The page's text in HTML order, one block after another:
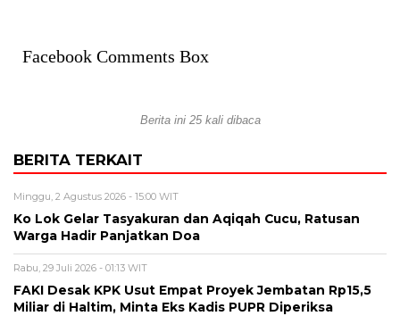
Facebook Comments Box
Berita ini 25 kali dibaca
BERITA TERKAIT
Minggu, 2 Agustus 2026 - 15:00 WIT
Ko Lok Gelar Tasyakuran dan Aqiqah Cucu, Ratusan
Warga Hadir Panjatkan Doa
Rabu, 29 Juli 2026 - 01:13 WIT
FAKI Desak KPK Usut Empat Proyek Jembatan Rp15,5
Miliar di Haltim, Minta Eks Kadis PUPR Diperiksa